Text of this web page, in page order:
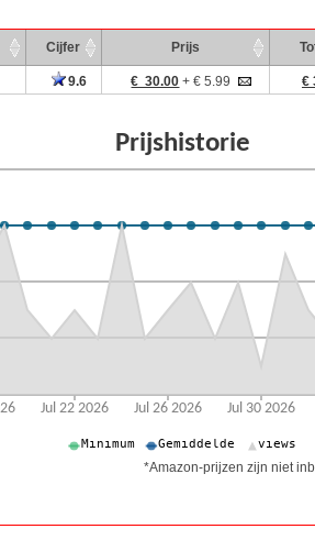
Cijfer Prijs
9.6 € 30.00 + € 5.99 €
*Amazon-prijzen zijn niet